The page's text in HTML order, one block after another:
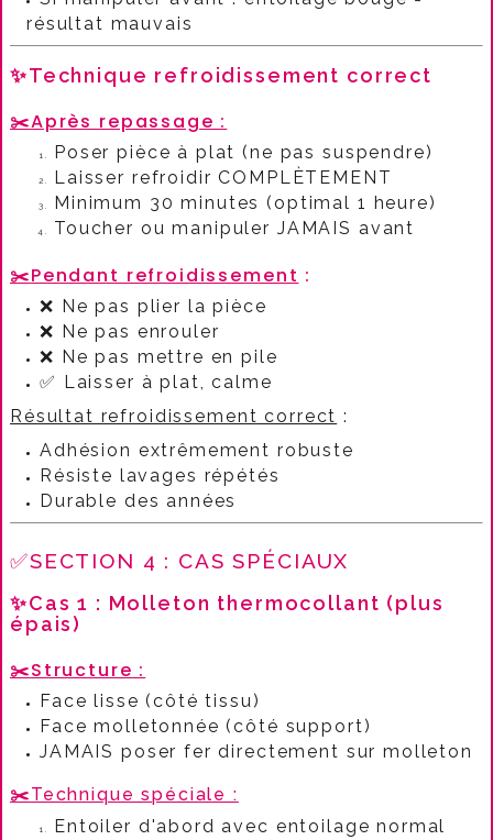
résultat mauvais
✨Technique refroidissement correct
✂️Après repassage :​
Poser pièce à plat (ne pas suspendre)
Laisser refroidir COMPLÈTEMENT
Minimum 30 minutes (optimal 1 heure)
Toucher ou manipuler JAMAIS avant
✂️Pendant refroidissement :​
❌ Ne pas plier la pièce
❌ Ne pas enrouler
❌ Ne pas mettre en pile
✅ Laisser à plat, calme
Résultat refroidissement correct :​
Adhésion extrêmement robuste
Résiste lavages répétés
Durable des années
✅SECTION 4 : CAS SPÉCIAUX
✨Cas 1 : Molleton thermocollant (plus
épais)
✂️Structure :​
Face lisse (côté tissu)
Face molletonnée (côté support)
JAMAIS poser fer directement sur molleton
✂️Technique spéciale :​
Entoiler d'abord avec entoilage normal